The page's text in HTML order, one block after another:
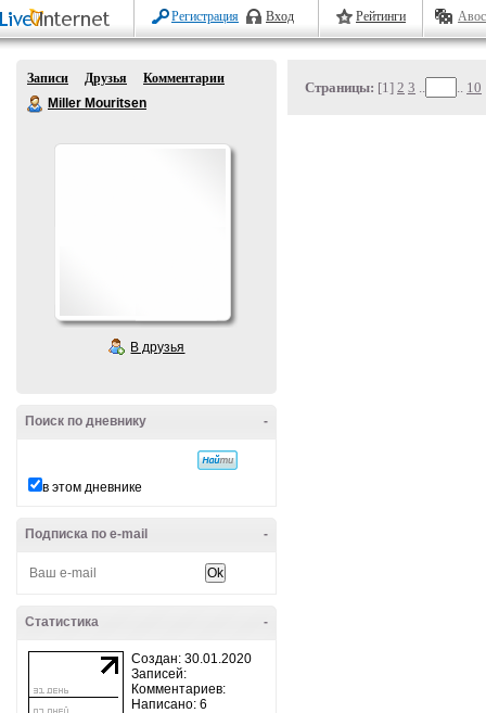
Регистрация Вход Рейтинги
Записи Друзья
Комментарии
Miller Mouritsen
В друзья
-
Поиск по дневнику
в этом дневнике
-
Подписка по e-mail
-
Статистика
Создан: 30.01.2020
Записей:
Комментариев:
Написано: 6
Страницы: [1] 2 3 .. .. 10